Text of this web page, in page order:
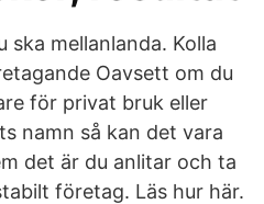
ska mellanlanda. Kolla
Oavsett om du
för privat bruk eller
namn så kan det vara
det är du anlitar och ta
företag. Läs hur här.